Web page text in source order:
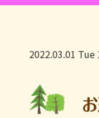
2022.03.01 Tue